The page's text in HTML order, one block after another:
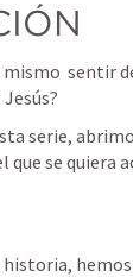
sentir
serie,
que se quiera